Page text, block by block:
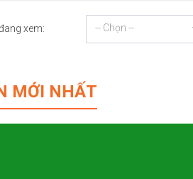
xem: -- Chọn --
MỚI NHẤT